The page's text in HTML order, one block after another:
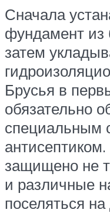
Сначала
фундамент из
затем
Брусья в
обязательно
специальным
защищено не
и различные
поселяться